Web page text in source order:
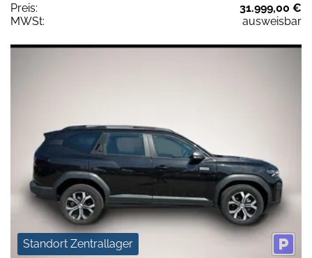
Preis:
31.999,00 €
MWSt:
ausweisbar
Standort Zentrallager